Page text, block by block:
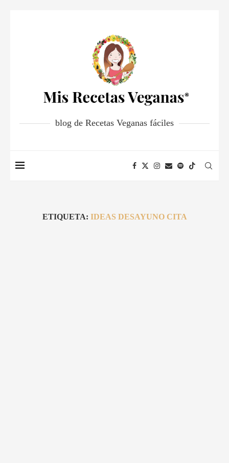
blog de Recetas Veganas fáciles
ETIQUETA: IDEAS DESAYUNO CITA